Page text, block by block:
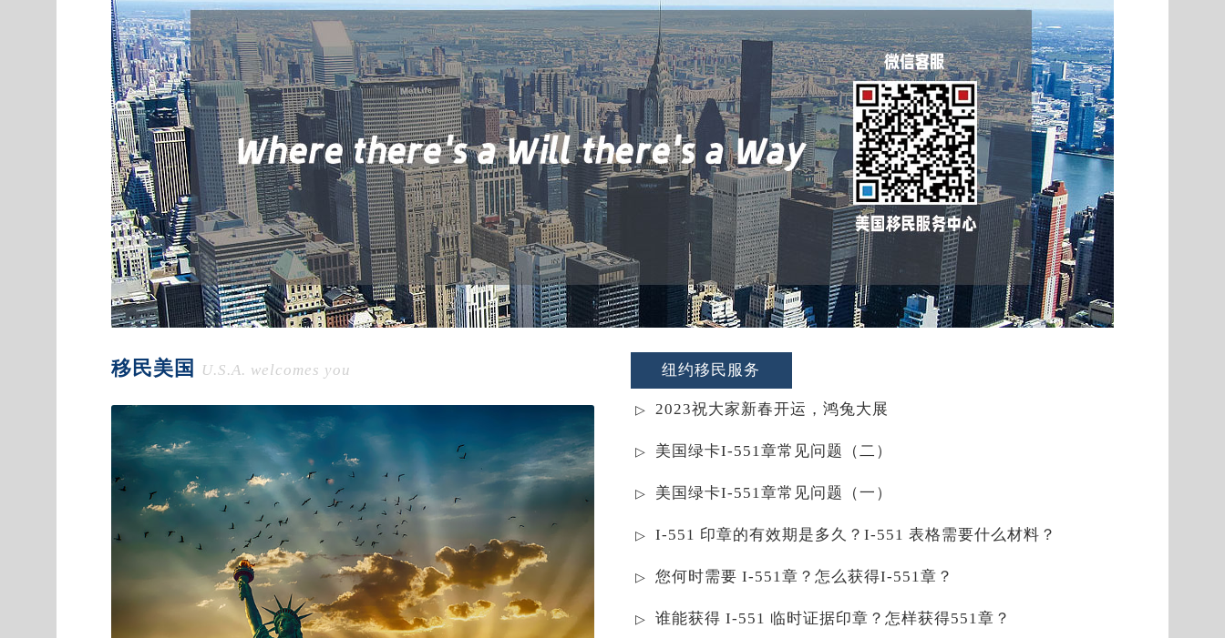
移民美国 U.S.A. welcomes you 纽约移民服务
2023祝大家新春开运，鸿兔大展
美国绿卡I-551章常见问题（二）
美国绿卡I-551章常见问题（一）
I-551 印章的有效期是多久？I-551 表格需要什么材料？
您何时需要 I-551章？怎么获得I-551章？
谁能获得 I-551 临时证据印章？怎样获得551章？